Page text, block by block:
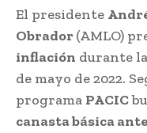
El presidente
Obrador(AMLO)
inflación durante
de mayo de 2022.
programa PACIC
canasta básica